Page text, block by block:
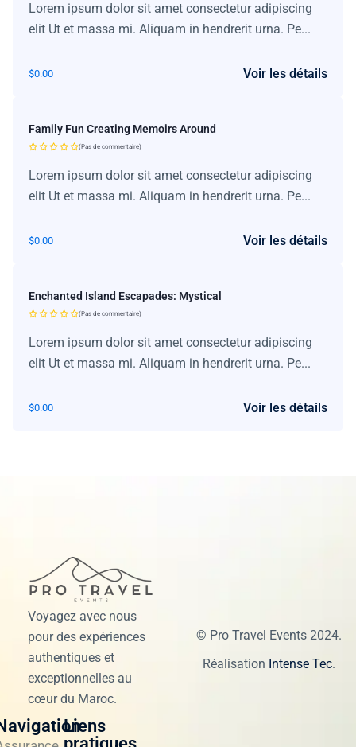
Lorem ipsum dolor sit amet consectetur adipiscing
elit Ut et massa mi. Aliquam in hendrerit urna. Pe...
$0.00 Voir les détails
Family Fun Creating Memoirs Around
(Pas de commentaire)
Lorem ipsum dolor sit amet consectetur adipiscing
elit Ut et massa mi. Aliquam in hendrerit urna. Pe...
$0.00 Voir les détails
Enchanted Island Escapades: Mystical
(Pas de commentaire)
Lorem ipsum dolor sit amet consectetur adipiscing
elit Ut et massa mi. Aliquam in hendrerit urna. Pe...
$0.00 Voir les détails
Voyagez avec nous
pour des expériences
authentiques et
exceptionnelles au
cœur du Maroc.
Liens
© Pro Travel Events 2024.
Réalisation Intense Tec.